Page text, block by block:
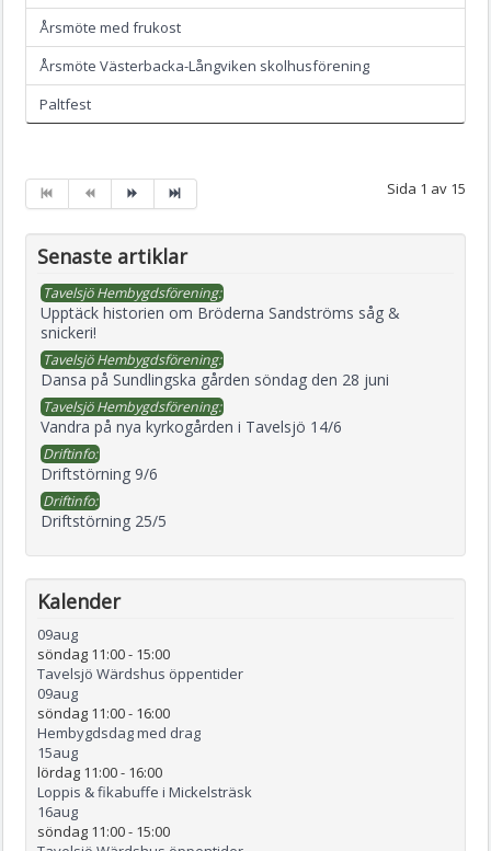
Årsmöte med frukost
Årsmöte Västerbacka-Långviken skolhusförening
Paltfest
Sida 1 av 15
Senaste artiklar
Tavelsjö Hembygdsförening:
Upptäck historien om Bröderna Sandströms såg &
snickeri!
Tavelsjö Hembygdsförening:
Dansa på Sundlingska gården söndag den 28 juni
Tavelsjö Hembygdsförening:
Vandra på nya kyrkogården i Tavelsjö 14/6
Driftinfo:
Driftstörning 9/6
Driftinfo:
Driftstörning 25/5
Kalender
09aug
söndag 11:00- 15:00
Tavelsjö Wärdshus öppentider
09aug
söndag 11:00- 16:00
Hembygdsdag med drag
15aug
lördag 11:00- 16:00
Loppis & fikabuffe i Mickelsträsk
16aug
söndag 11:00- 15:00